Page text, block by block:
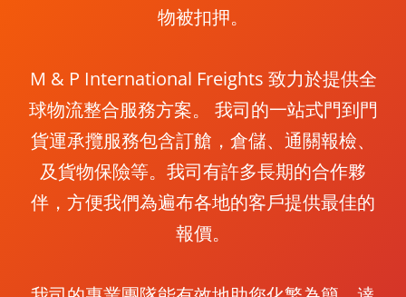
物被扣押。
M & P International Freights 致力於提供全
球物流整合服務方案。 我司的一站式門到門
貨運承攬服務包含訂艙，倉儲、通關報檢、
及貨物保險等。我司有許多長期的合作夥
伴，方便我們為遍布各地的客戶提供最佳的
報價。